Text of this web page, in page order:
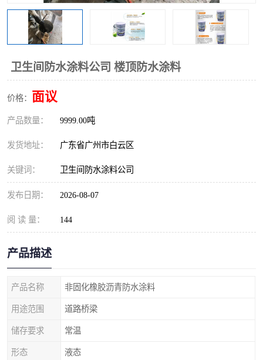
卫生间防水涂料公司 楼顶防水涂料
价格： 面议
产品数量： 9999.00吨
发货地址： 广东省广州市白云区
关键词： 卫生间防水涂料公司
发布日期： 2026-08-07
阅 读 量： 144
产品描述
产品名称 非固化橡胶沥青防水涂料
用途范围 道路桥梁
储存要求 常温
形态 液态